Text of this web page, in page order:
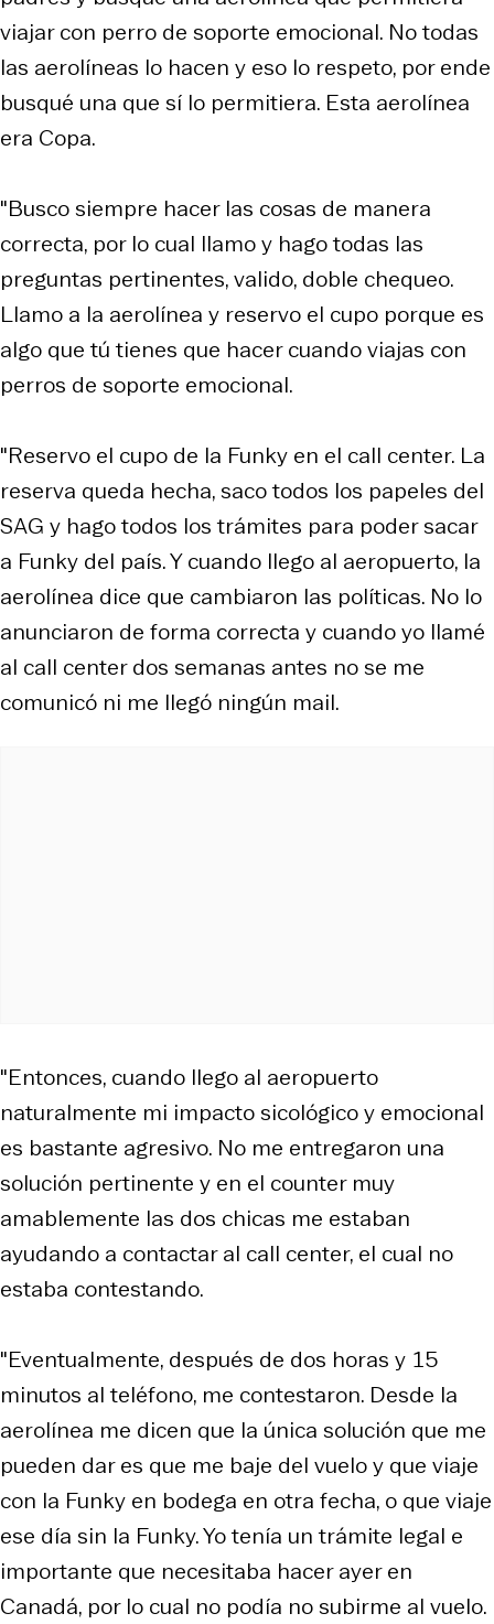
viajar con perro de soporte emocional. No todas
las aerolíneas lo hacen y eso lo respeto, por ende
busqué una que sí lo permitiera. Esta aerolínea
era Copa.
"Busco siempre hacer las cosas de manera
correcta, por lo cual llamo y hago todas las
preguntas pertinentes, valido, doble chequeo.
Llamo a la aerolínea y reservo el cupo porque es
algo que tú tienes que hacer cuando viajas con
perros de soporte emocional.
"Reservo el cupo de la Funky en el call center. La
reserva queda hecha, saco todos los papeles del
SAG y hago todos los trámites para poder sacar
a Funky del país. Y cuando llego al aeropuerto, la
aerolínea dice que cambiaron las políticas. No lo
anunciaron de forma correcta y cuando yo llamé
al call center dos semanas antes no se me
comunicó ni me llegó ningún mail.
"Entonces, cuando llego al aeropuerto
naturalmente mi impacto sicológico y emocional
es bastante agresivo. No me entregaron una
solución pertinente y en el counter muy
amablemente las dos chicas me estaban
ayudando a contactar al call center, el cual no
estaba contestando.
"Eventualmente, después de dos horas y 15
minutos al teléfono, me contestaron. Desde la
aerolínea me dicen que la única solución que me
pueden dar es que me baje del vuelo y que viaje
con la Funky en bodega en otra fecha, o que viaje
ese día sin la Funky. Yo tenía un trámite legal e
importante que necesitaba hacer ayer en
Canadá, por lo cual no podía no subirme al vuelo.